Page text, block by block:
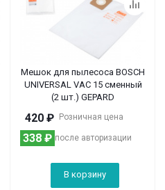
Мешок для пылесоса BOSCH
UNIVERSAL VAC 15 сменный
(2 шт.) GEPARD
Розничная цена
420 ₽
после авторизации
338 ₽
В корзину